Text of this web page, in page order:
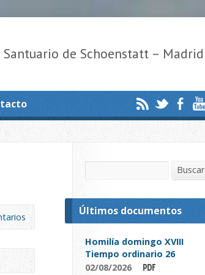
Santuario de Schoenstatt – Madrid
Buscar
Últimos documentos
Homilía domingo XVIII
Tiempo ordinario 26
02/08/2026